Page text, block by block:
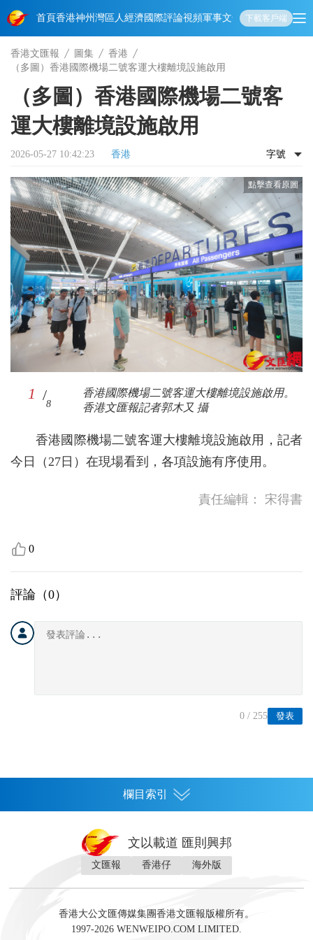
首頁香港神州 灣區人經濟國際評論視頻軍事文化 娛樂生活教育體
下載客戶端
香港文匯報 圖集
香港
（多圖）香港國際機場二號客運大樓離境設施啟用
（多圖）香港國際機場二號客
運大樓離境設施啟用
2026-05-27 10:42:23 香港 字號
1 /
8
香港國際機場二號客運大樓離境設施啟用。
香港文匯報記者郭木又 攝
香港國際機場二號客運大樓離境設施啟用，記者
今日（27日）在現場看到，各項設施有序使用。
2 /
8
香港國際機場二號客運大樓離境設施啟用。
香港文匯報記者郭木又 攝
3 /
8
香港國際機場二號客運大樓離境設施啟用。
香港文匯報記者郭木又 攝
4 /
香港國際機場二號客運大樓離境設施啟用。
香港文匯報記者郭木又 攝
5 /
8
香港國際機場二號客運大樓離境設施啟用。
香港文匯報記者郭木又 攝
6 /
8
香港國際機場二號客運大樓離境設施啟用。
香港文匯報記者郭木又 攝
7 /
香港國際機場二號客運大樓離境設施啟用。
8 /
8
香港國際機場二號客運大樓離境設施啟用。
香港文匯報記者郭木又 攝
責任編輯： 宋得書
0
評論（0）
發表
0 / 255
欄目索引
灣區人
財經 地產 投資 財評 數字經濟
文以載道 匯則興邦
文匯報 香港仔 海外版
香港大公文匯傳媒集團香港文匯報版權所有。
1997-2026 WENWEIPO.COM LIMITED.